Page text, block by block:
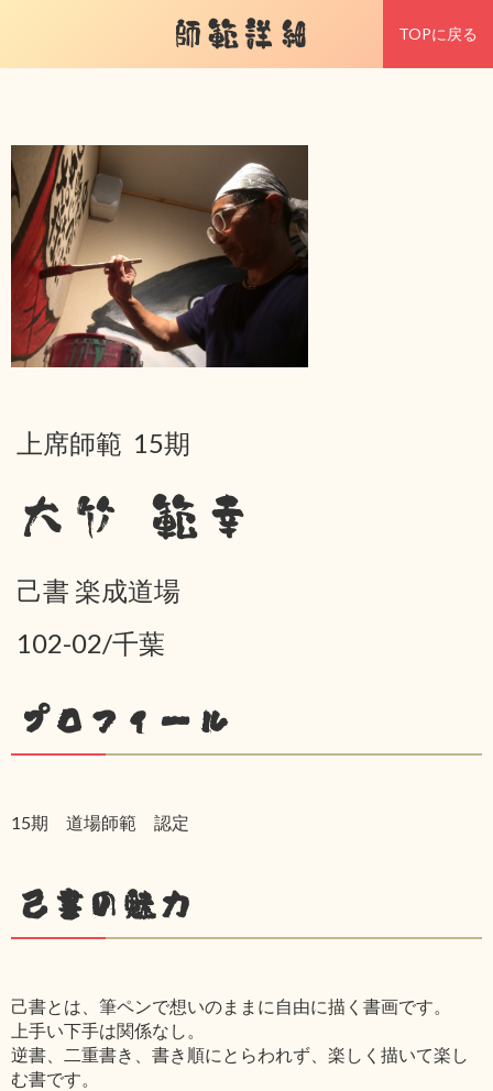
師範詳細 TOPに戻る
上席師範 15期
大竹 範幸
己書 楽成道場
102-02/千葉
プロフィール
15期 道場師範 認定
己書の魅力
己書とは、筆ペンで想いのままに自由に描く書画です。
上手い下手は関係なし。
逆書、二重書き、書き順にとらわれず、楽しく描いて楽し
む書です。